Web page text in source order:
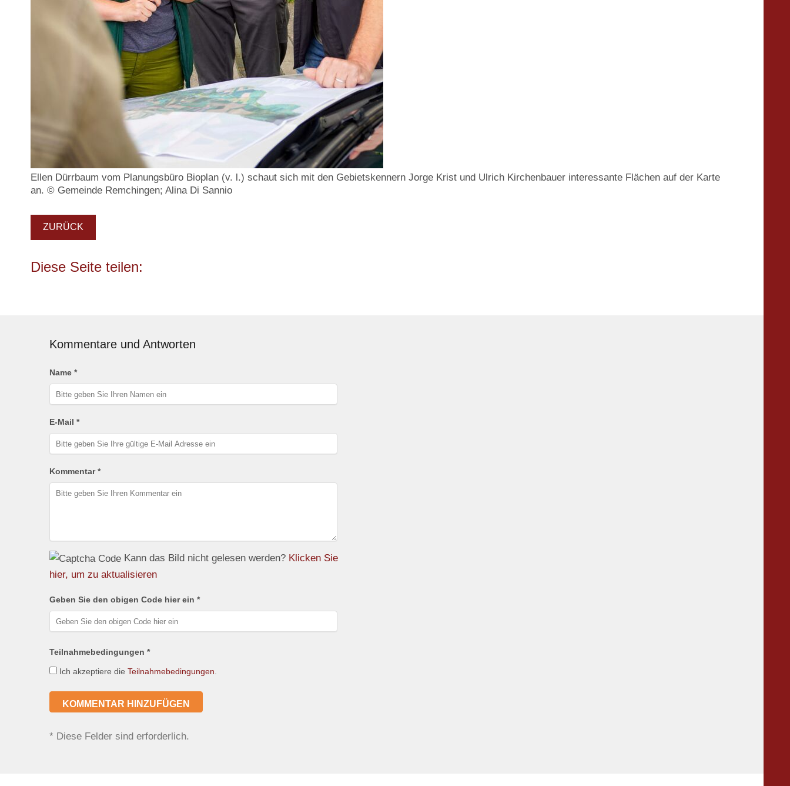
Ellen Dürrbaum vom Planungsbüro Bioplan (v. l.) schaut sich mit den Gebietskennern Jorge Krist und Ulrich Kirchenbauer interessante Flächen auf der Karte
an. © Gemeinde Remchingen; Alina Di Sannio
ZURÜCK
Kommentare und Antworten
Name *
E-Mail *
Kommentar *
Kann das Bild nicht gelesen werden? Klicken Sie
hier, um zu aktualisieren
Geben Sie den obigen Code hier ein *
Teilnahmebedingungen *
Ich akzeptiere die Teilnahmebedingungen
* Diese Felder sind erforderlich.